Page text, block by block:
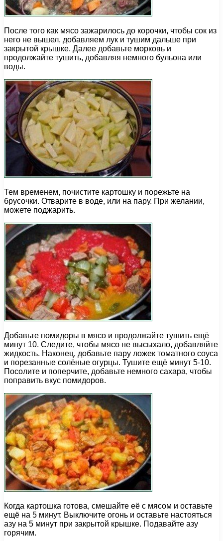
После того как мясо зажарилось до корочки, чтобы сок из
него не вышел, добавляем лук и тушим дальше при
закрытой крышке. Далее добавьте морковь и
продолжайте тушить, добавляя немного бульона или
воды.
Тем временем, почистите картошку и порежьте на
брусочки. Отварите в воде, или на пару. При желании,
можете поджарить.
Добавьте помидоры в мясо и продолжайте тушить ещё
минут 10. Следите, чтобы мясо не высыхало, добавляйте
жидкость. Наконец, добавьте пару ложек томатного соуса
и порезанные солёные огурцы. Тушите ещё минут 5-10.
Посолите и поперчите, добавьте немного сахара, чтобы
поправить вкус помидоров.
Когда картошка готова, смешайте её с мясом и оставьте
ещё на 5 минут. Выключите огонь и оставьте настояться
азу на 5 минут при закрытой крышке. Подавайте азу
горячим.